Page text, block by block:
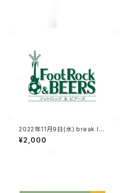
2022年11月9日(水) break lo
¥2,000